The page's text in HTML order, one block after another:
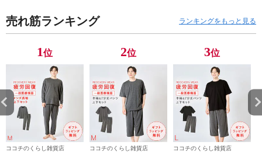
い 夏 冷感の長袖
インナー 40代 50
山 スポーツ アー
ムカバー ウォー
キング ジョギン
グ
い 夏 冷感の長袖
インナー 40代 50
山 スポーツ アー
ムカバー ウォー
キング ジョギン
グ
い 夏 冷感の長袖
インナー 40代 50
山 スポーツ アー
ムカバー ウォー
キング ジョギン
グ
グ
売れ筋ランキング ランキングをもっと見る
1位
ココチのくらし雑貨店
2位
ココチのくらし雑貨店
3位
ココチのくらし雑貨店